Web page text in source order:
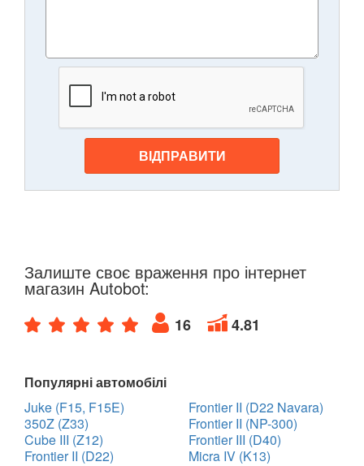
ВІДПРАВИТИ
Залиште своє враження про інтернет
магазин Autobot:
16 4.81
Популярні автомобілі
Juke (F15, F15E)
350Z (Z33)
Cube III (Z12)
Frontier II (D22)
Frontier II (D22 Navara)
Frontier II (NP-300)
Frontier III (D40)
Micra IV (K13)